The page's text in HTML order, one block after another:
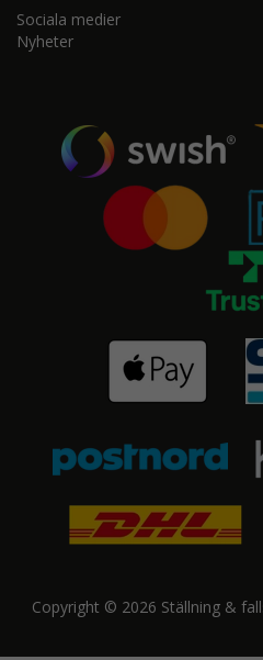
Sociala medier
Nyheter
Copyright © 2026 Ställning &